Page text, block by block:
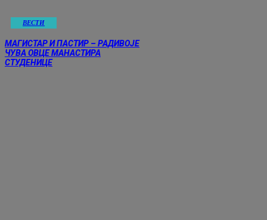
ВЕСТИ
МАГИСТАР И ПАСТИР – РАДИВОЈЕ
ЧУВА ОВЦЕ МАНАСТИРА
СТУДЕНИЦЕ